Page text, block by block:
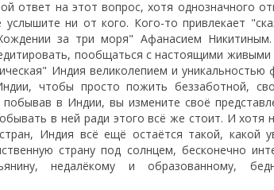
ответ на этот вопрос, хотя однозначного
услышите ни от кого. Кого-то привлекает
за три моря" Афанасием
пообщаться с настоящими живыми
Индия великолепием и уникальностью
чтобы просто пожить беззаботной,
в Индии, вы измените своё
в ней ради этого всё же стоит. И хотя
Индия всё ещё остаётся такой, какой
страну под солнцем, бесконечно
недалёкому и образованному,